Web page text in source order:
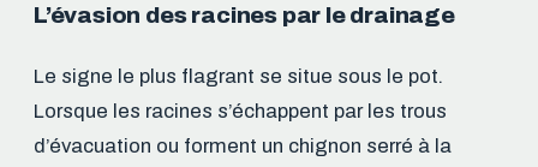
L’évasion des racines par le drainage
Le signe le plus flagrant se situe sous le pot.
Lorsque les racines s’échappent par les trous
d’évacuation ou forment un chignon serré à la